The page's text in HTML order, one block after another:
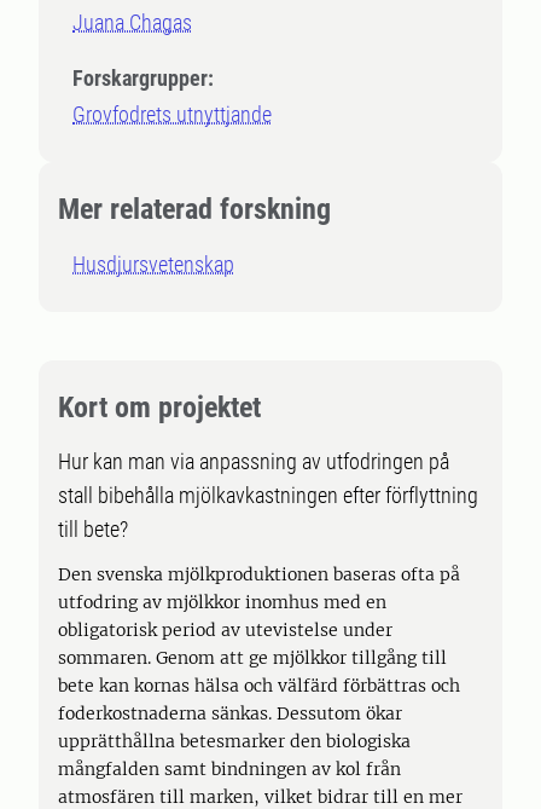
Juana Chagas
Forskargrupper:
Grovfodrets utnyttjande
Mer relaterad forskning
Husdjursvetenskap
Kort om projektet
Hur kan man via anpassning av utfodringen på
stall bibehålla mjölkavkastningen efter förflyttning
till bete?
Den svenska mjölkproduktionen baseras ofta på
utfodring av mjölkkor inomhus med en
obligatorisk period av utevistelse under
sommaren. Genom att ge mjölkkor tillgång till
bete kan kornas hälsa och välfärd förbättras och
foderkostnaderna sänkas. Dessutom ökar
upprätthållna betesmarker den biologiska
mångfalden samt bindningen av kol från
atmosfären till marken, vilket bidrar till en mer